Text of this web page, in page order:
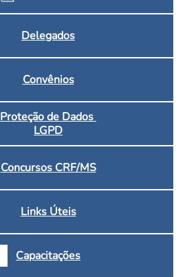
Delegados
Convênios
Proteção de Dados
LGPD
Concursos CRF/MS
Links Úteis
Capacitações